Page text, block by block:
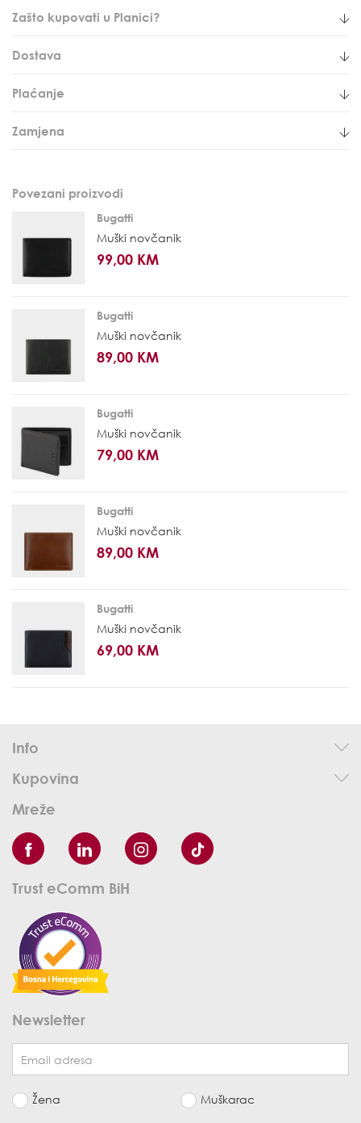
Zašto kupovati u Planici?
Dostava
Plaćanje
Zamjena
Povezani proizvodi
Bugatti
Muški novčanik
99,00 KM
Bugatti
Muški novčanik
89,00 KM
Bugatti
Muški novčanik
79,00 KM
Bugatti
Muški novčanik
89,00 KM
Bugatti
Muški novčanik
69,00 KM
Info
Kupovina
Mreže
Trust eComm BiH
Newsletter
Žena Muškarac